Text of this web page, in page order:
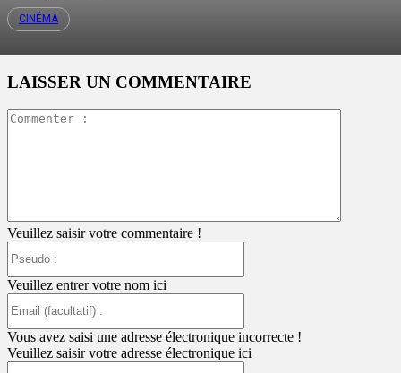
CINÉMA
LAISSER UN COMMENTAIRE
Veuillez saisir votre commentaire !
Veuillez entrer votre nom ici
:
Vous avez saisi une adresse électronique incorrecte !
Veuillez saisir votre adresse électronique ici